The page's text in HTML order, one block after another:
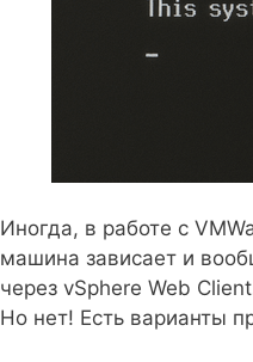
Иногда, в работе с
машина зависает и
через vSphere Web
Но нет! Есть варианты